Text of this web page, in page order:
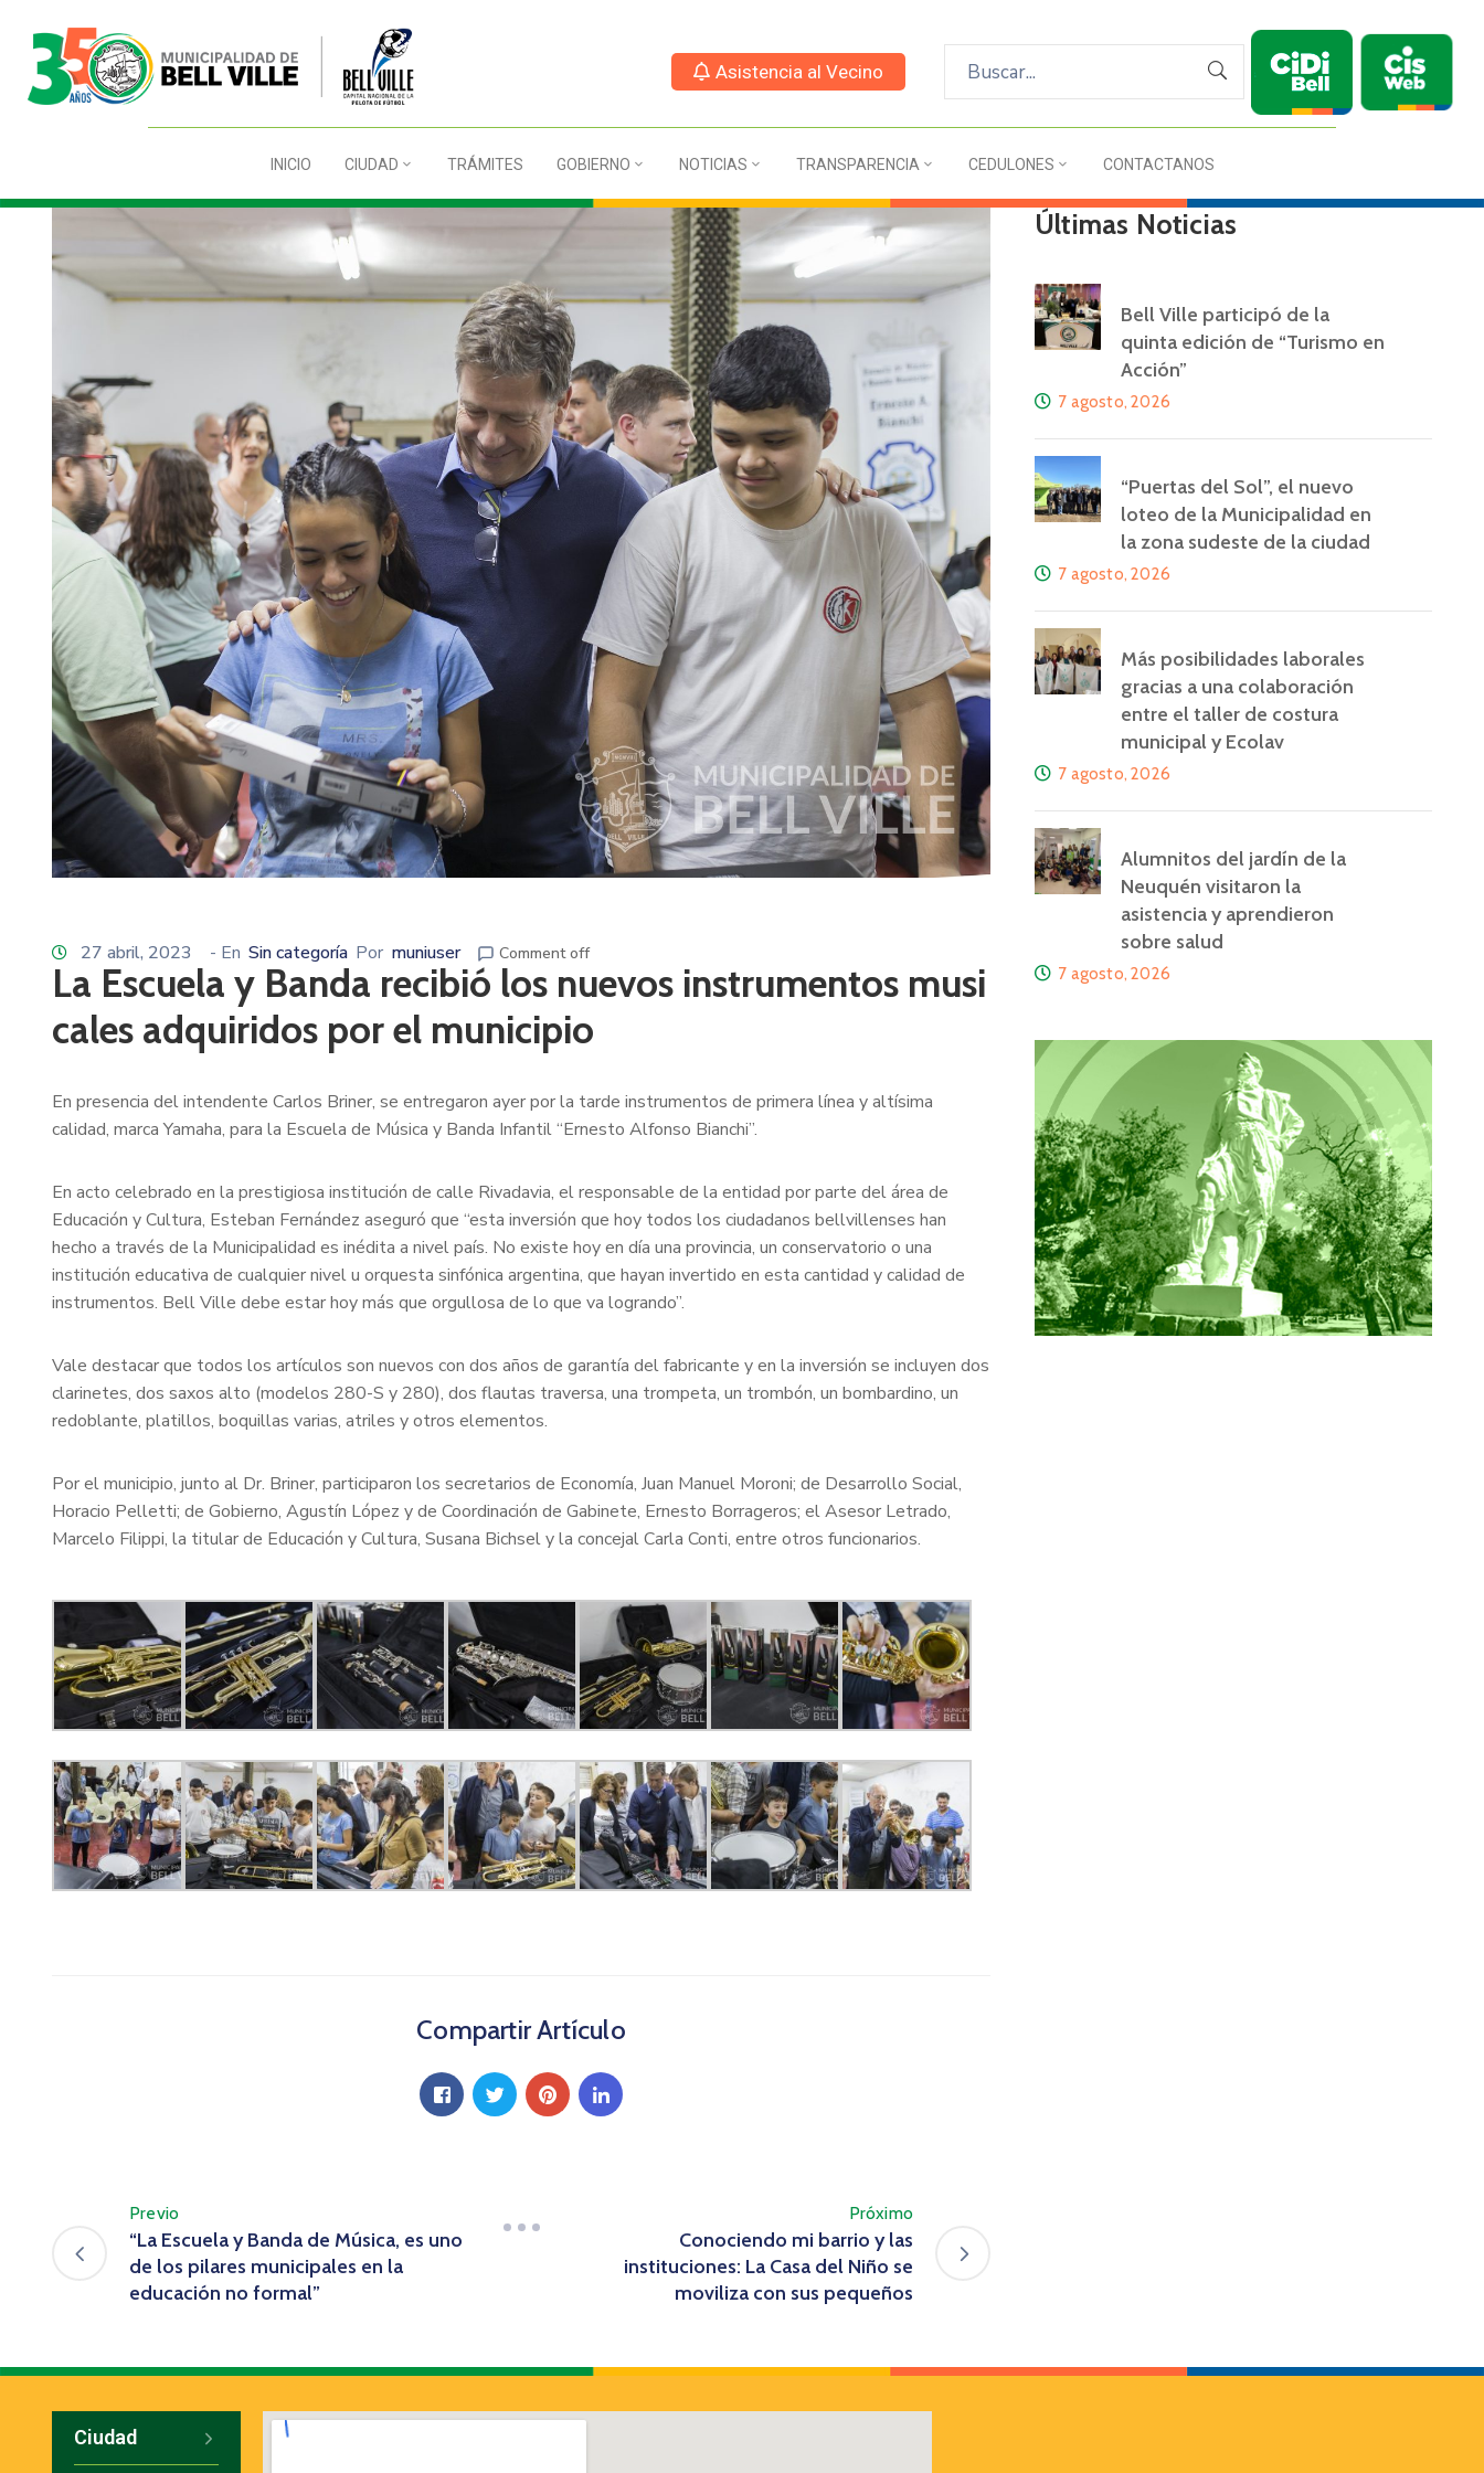
Asistencia al Vecino
INICIO CIUDAD TRÁMITES GOBIERNO NOTICIAS TRANSPARENCIA CEDULONES CONTACTANOS
27 abril, 2023 - En Sin categoría Por muniuser Comment off
La Escuela y Banda recibió los nuevos instrumentos musi
cales adquiridos por el municipio
En presencia del intendente Carlos Briner, se entregaron ayer por la tarde instrumentos de primera línea y altísima
calidad, marca Yamaha, para la Escuela de Música y Banda Infantil “Ernesto Alfonso Bianchi”.
En acto celebrado en la prestigiosa institución de calle Rivadavia, el responsable de la entidad por parte del área de
Educación y Cultura, Esteban Fernández aseguró que “esta inversión que hoy todos los ciudadanos bellvillenses han
hecho a través de la Municipalidad es inédita a nivel país. No existe hoy en día una provincia, un conservatorio o una
institución educativa de cualquier nivel u orquesta sinfónica argentina, que hayan invertido en esta cantidad y calidad de
instrumentos. Bell Ville debe estar hoy más que orgullosa de lo que va logrando”.
Vale destacar que todos los artículos son nuevos con dos años de garantía del fabricante y en la inversión se incluyen dos
clarinetes, dos saxos alto (modelos 280-S y 280), dos flautas traversa, una trompeta, un trombón, un bombardino, un
redoblante, platillos, boquillas varias, atriles y otros elementos.
Por el municipio, junto al Dr. Briner, participaron los secretarios de Economía, Juan Manuel Moroni; de Desarrollo Social,
Horacio Pelletti; de Gobierno, Agustín López y de Coordinación de Gabinete, Ernesto Borrageros; el Asesor Letrado,
Marcelo Filippi, la titular de Educación y Cultura, Susana Bichsel y la concejal Carla Conti, entre otros funcionarios.
Compartir Artículo
Previo
“La Escuela y Banda de Música, es uno
de los pilares municipales en la
educación no formal”
Próximo
Conociendo mi barrio y las
instituciones: La Casa del Niño se
moviliza con sus pequeños
Últimas Noticias
Bell Ville participó de la
quinta edición de “Turismo en
Acción”
7 agosto, 2026
“Puertas del Sol”, el nuevo
loteo de la Municipalidad en
la zona sudeste de la ciudad
7 agosto, 2026
Más posibilidades laborales
gracias a una colaboración
entre el taller de costura
municipal y Ecolav
7 agosto, 2026
Alumnitos del jardín de la
Neuquén visitaron la
asistencia y aprendieron
sobre salud
7 agosto, 2026
Ciudad